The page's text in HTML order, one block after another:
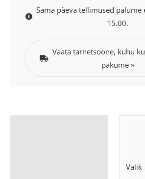
Sama päeva tellimused
15.00.
Vaata tarnetsoone, kuhu
pakume »
Valik